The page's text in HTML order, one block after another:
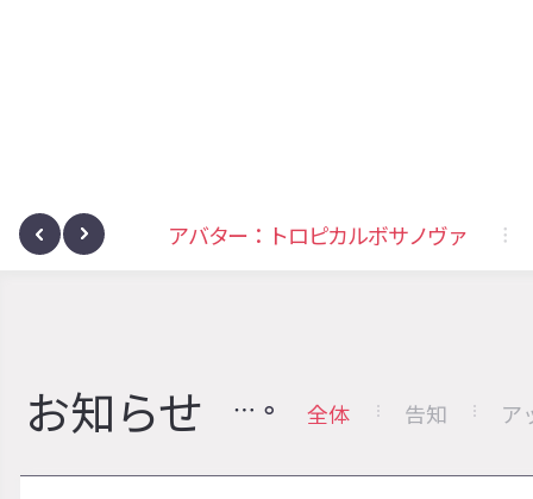
ト アバター：トロピカルボサノヴァ
お知らせ 全体 告知 ア